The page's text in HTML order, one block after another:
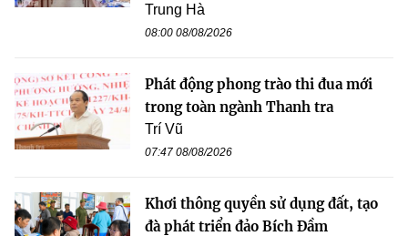
Trung Hà
08:00 08/08/2026
Phát động phong trào thi đua mới
trong toàn ngành Thanh tra
Trí Vũ
07:47 08/08/2026
Khơi thông quyền sử dụng đất, tạo
đà phát triển đảo Bích Đầm